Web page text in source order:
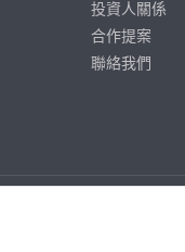
投資人關係
合作提案
聯絡我們